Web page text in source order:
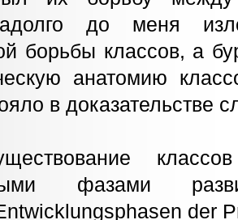
до меня
борьбы классов, а
анатомию
в доказательстве
фазами
der